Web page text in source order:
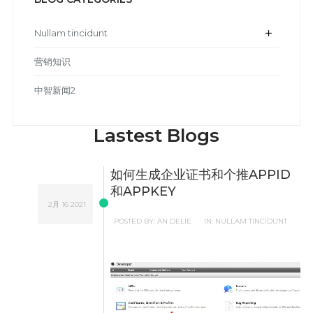
Nullam tincidunt add
营销知识
中智新闻2
Lastest Blogs
如何生成企业证书和个推APPID
和APPKEY
POSTED BY: AN DELIE IN: NULLAM TINCIDUNT
2月 16 2021